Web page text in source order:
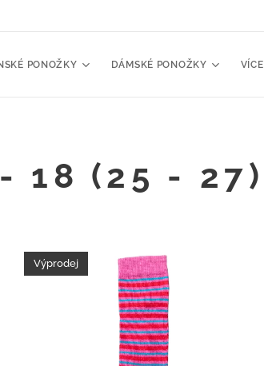
PONOŽKY DÁMSKÉ PONOŽKY VÍCE
18 (25 - 27)
Výprodej